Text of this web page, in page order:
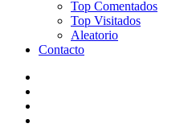
Top Comentados
Top Visitados
Aleatorio
Contacto